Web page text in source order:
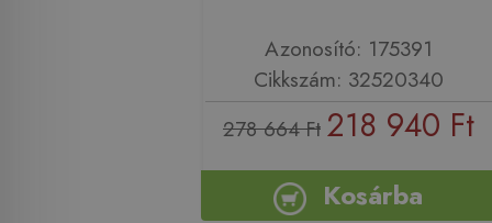
Azonosító: 175391
Cikkszám: 32520340
278 664 Ft 218 940 Ft
Kosárba